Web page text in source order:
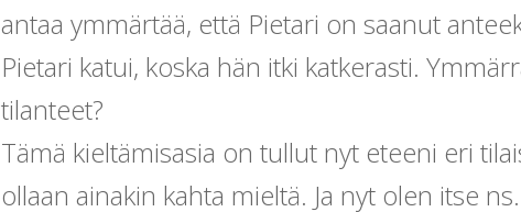
antaa ymmärtää, että Pietari on saanut
Pietari katui, koska hän itki katkerasti.
tilanteet?
Tämä kieltämisasia on tullut nyt eteeni eri
ollaan ainakin kahta mieltä. Ja nyt olen itse